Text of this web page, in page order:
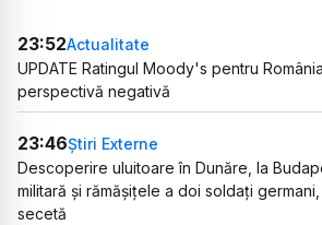
23:52Actualitate
UPDATE Ratingul Moody's pentru
perspectivă negativă
23:46Știri Externe
Descoperire uluitoare în Dunăre, la
militară și rămășițele a doi soldați
secetă